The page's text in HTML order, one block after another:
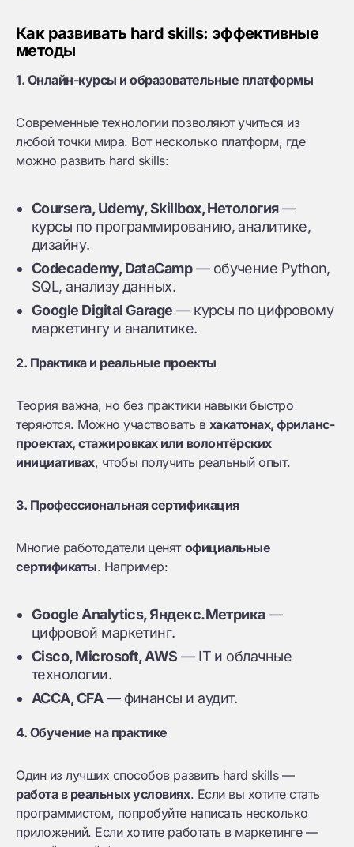
Как развивать hard skills: эффективные
методы
1. Онлайн-курсы и образовательные платформы
Современные технологии позволяют учиться из
любой точки мира. Вот несколько платформ, где
можно развить hard skills:
Coursera, Udemy, Skillbox, Нетология—
курсы по программированию, аналитике,
дизайну.
Codecademy, DataCamp— обучение Python,
SQL, анализу данных.
Google Digital Garage — курсы по цифровому
маркетингу и аналитике.
2. Практика и реальные проекты
Теория важна, но без практики навыки быстро
теряются. Можно участвовать в хакатонах, фриланс-
проектах, стажировках или волонтёрских
инициативах, чтобы получить реальный опыт.
3. Профессиональная сертификация
Многие работодатели ценят официальные
сертификаты. Например:
Google Analytics, Яндекс.Метрика—
цифровой маркетинг.
Cisco, Microsoft, AWS — IT и облачные
технологии.
ACCA, CFA— финансы и аудит.
4. Обучение на практике
Один из лучших способов развить hard skills —
работа в реальных условиях. Если вы хотите стать
программистом, попробуйте написать несколько
приложений. Если хотите работать в маркетинге —